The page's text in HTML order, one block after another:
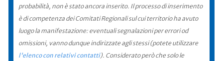
probabilità, non è stato ancora inserito. Il processo di inserimento
è di competenza dei Comitati Regionali sul cui territorio ha avuto
luogo la manifestazione: eventuali segnalazioni per errori od
omissioni, vanno dunque indirizzate agli stessi (potete utilizzare
l'elenco con relativi contatti). Considerato però che solo le